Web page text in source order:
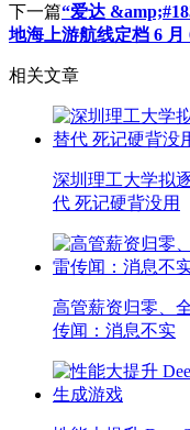
下一篇“爱达
地海上游航线定档 6 月
相关文章
深圳理工大学拟
代 死记硬背没用
高管薪资归零、
传闻：消息不实